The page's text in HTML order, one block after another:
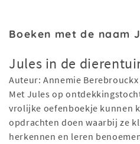
Boeken met de naam
Jules in de
Auteur: Annemie Berebrouckx
Met Jules op
vrolijke oefenboekje kunnen
opdrachten doen waarbij ze
herkennen en leren